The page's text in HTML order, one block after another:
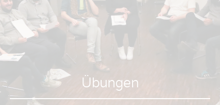
Übungen